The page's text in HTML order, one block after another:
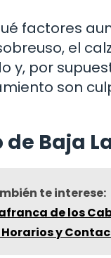
factores
el
y, por
son
de Baja
te interese:
de los
Horarios y